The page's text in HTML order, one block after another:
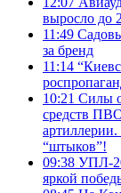
выросло до
11:49
за бренд
11:14
10:21 Силы
средств
“штыков”!
09:38 УПЛ-
яркой